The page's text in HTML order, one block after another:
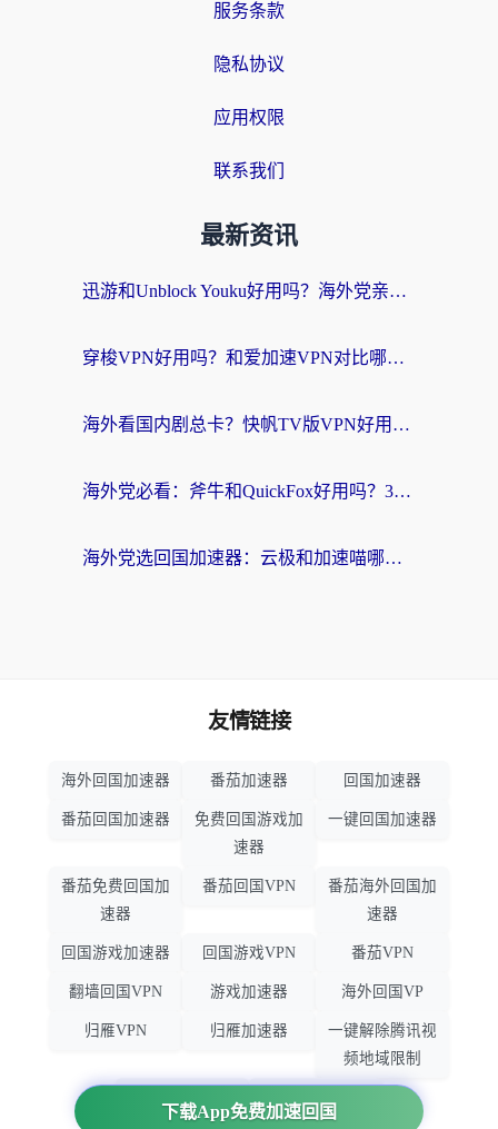
服务条款
隐私协议
应用权限
联系我们
最新资讯
迅游和Unblock Youku好用吗？海外党亲测：3个维度教你选对回国加速器
穿梭VPN好用吗？和爱加速VPN对比哪个回国效果更好？海外党必看的实用指南
海外看国内剧总卡？快帆TV版VPN好用吗？和海牛VPN对比哪个回国效果更好？
海外党必看：斧牛和QuickFox好用吗？3步选对回国加速器，无缝刷国内剧玩游戏
海外党选回国加速器：云极和加速喵哪个好？附3款热门工具实测对比
下载App免费加速回国
友情链接
海外回国加速器 番茄加速器 回国加速器
番茄回国加速器
免费回国游戏加
速器
一键回国加速器
番茄免费回国加
速器
番茄回国VPN
番茄海外回国加
速器
回国游戏加速器 回国游戏VPN 番茄VPN
翻墙回国VPN 游戏加速器 海外回国VP
归雁VPN 归雁加速器
一键解除腾讯视
频地域限制
回国VPN推荐 回国VPN